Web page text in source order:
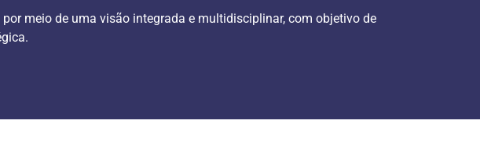
meio de uma visão integrada e multidisciplinar, com objetivo de